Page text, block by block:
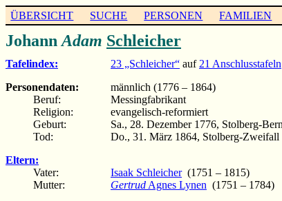
ÜBERSICHT SUCHE PERSONEN FAMILIEN
Johann Adam Schleicher
Tafelindex: 23 „Schleicher“ auf 21 Anschlusstafeln
Personendaten:
männlich (1776 – 1864)
Beruf:
Messingfabrikant
Religion:
evangelisch-reformiert
Geburt:
Sa., 28. Dezember 1776, Stolberg-
Tod:
Do., 31. März 1864, Stolberg-Zweifall
Eltern:
Vater:
Isaak Schleicher(1751 – 1815)
Mutter:
Gertrud Agnes Lynen (1751 – 1784)